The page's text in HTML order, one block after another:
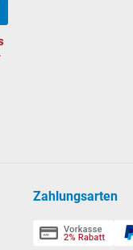
Zahlungsarten